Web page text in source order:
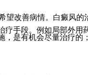
望改善病情。白癜风
手段。例如局部外用
是有机会尽量治疗的